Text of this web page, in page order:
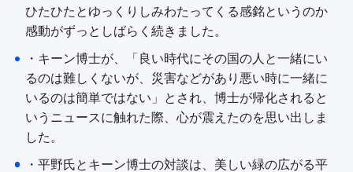
ひたひたとゆっくりしみわたってくる感銘というのか
感動がずっとしばらく続きました。
・キーン博士が、「良い時代にその国の人と一緒にい
るのは難しくないが、災害などがあり悪い時に一緒に
いるのは簡単ではない」とされ、博士が帰化されると
いうニュースに触れた際、心が震えたのを思い出しま
した。
・平野氏とキーン博士の対談は、美しい緑の広がる平